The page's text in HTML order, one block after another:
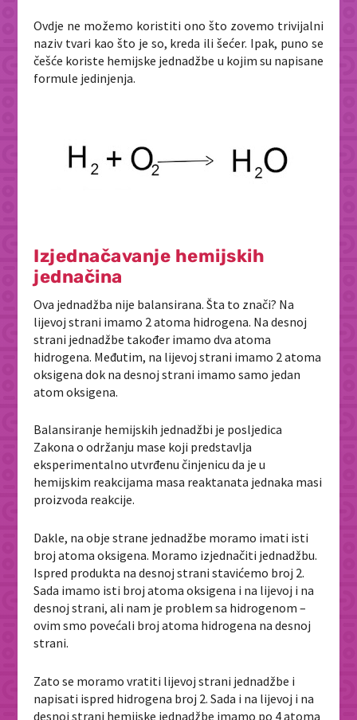
Ovdje ne možemo koristiti ono što zovemo trivijalni
naziv tvari kao što je so, kreda ili šećer. Ipak, puno se
češće koriste hemijske jednadžbe u kojim su napisane
formule jedinjenja.
Izjednačavanje hemijskih
jednačina
Ova jednadžba nije balansirana. Šta to znači? Na
lijevoj strani imamo 2 atoma hidrogena. Na desnoj
strani jednadžbe također imamo dva atoma
hidrogena. Međutim, na lijevoj strani imamo 2 atoma
oksigena dok na desnoj strani imamo samo jedan
atom oksigena.
Balansiranje hemijskih jednadžbi je posljedica
Zakona o održanju mase koji predstavlja
eksperimentalno utvrđenu činjenicu da je u
hemijskim reakcijama masa reaktanata jednaka masi
proizvoda reakcije.
Dakle, na obje strane jednadžbe moramo imati isti
broj atoma oksigena. Moramo izjednačiti jednadžbu.
Ispred produkta na desnoj strani stavićemo broj 2.
Sada imamo isti broj atoma oksigena i na lijevoj i na
desnoj strani, ali nam je problem sa hidrogenom –
ovim smo povećali broj atoma hidrogena na desnoj
strani.
Zato se moramo vratiti lijevoj strani jednadžbe i
napisati ispred hidrogena broj 2. Sada i na lijevoj i na
desnoj strani hemijske jednadžbe imamo po 4 atoma